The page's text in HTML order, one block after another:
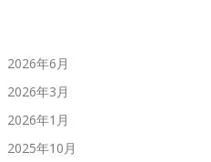
2026年6月
2026年3月
2026年1月
2025年10月